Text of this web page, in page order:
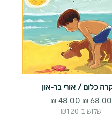
כלום / אורי בר-און
מחיר רגיל מחיר מבצע
שלוש ב-₪120